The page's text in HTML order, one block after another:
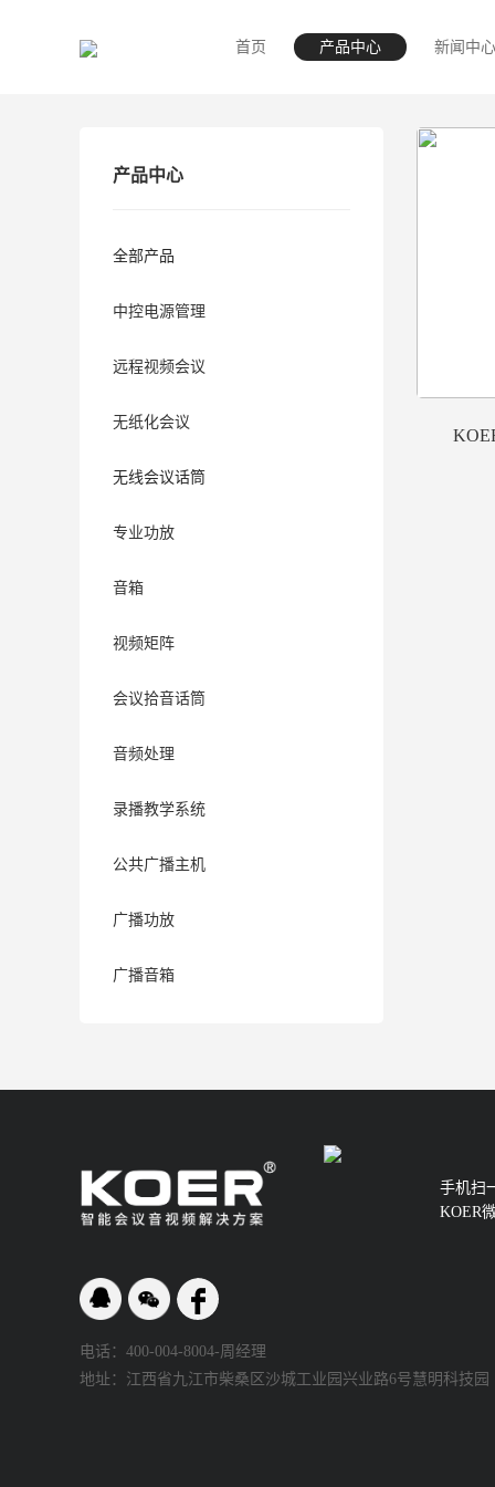
首页 产品中心 新闻中心
产品中心
全部产品
中控电源管理
远程视频会议
无纸化会议
无线会议话筒
专业功放
音箱
视频矩阵
会议拾音话筒
音频处理
录播教学系统
公共广播主机
广播功放
广播音箱
手机扫
KOER
电话：400-004-8004-周经理
地址：江西省九江市柴桑区沙城工业园兴业路6号慧明科技园